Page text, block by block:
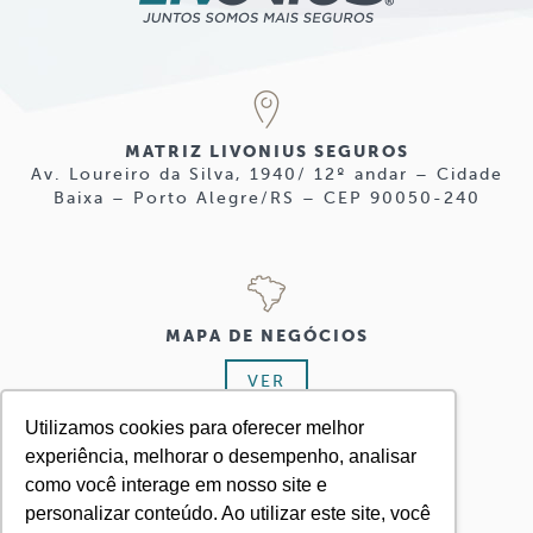
Utilizamos cookies para oferecer melhor
experiência, melhorar o desempenho, analisar
como você interage em nosso site e
personalizar conteúdo. Ao utilizar este site, você
MATRIZ LIVONIUS SEGUROS
Av. Loureiro da Silva, 1940/ 12º andar – Cidade
Baixa – Porto Alegre/RS – CEP 90050-240
MAPA DE NEGÓCIOS
VER